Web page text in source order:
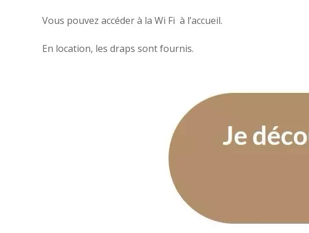
Vous pouvez accéder à la Wi Fi à l’accueil.
En location, les draps sont fournis.